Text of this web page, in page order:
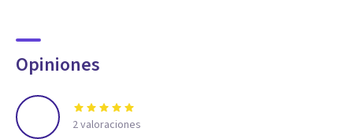
Opiniones
2valoraciones